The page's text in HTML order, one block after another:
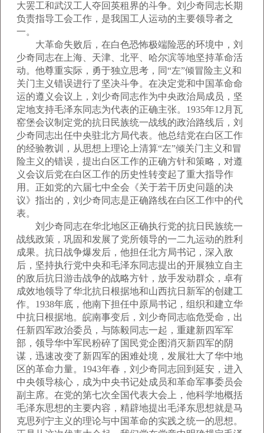
大罢工和武汉工人夺回英租界的斗争。刘少奇同志长期
负责指导工会工作，是我国工人运动的主要领导者之
一。
大革命失败后，在白色恐怖极端险恶的环境中，刘
少奇同志在上海、天津、北平、哈尔滨等地坚持革命活
动。他尊重实际，勇于独立思考，同“左”倾冒险主义和
关门主义错误进行了坚决斗争。在决定党和中国革命命
运的遵义会议上，刘少奇同志作为中央政治局成员，坚
定地支持毛泽东同志为代表的正确主张。1935年12月瓦
窑堡会议制定党的抗日民族统一战线的政治路线后，刘
少奇同志出任中央驻北方局代表。他总结党在白区工作
的经验教训，从思想上理论上清算“左”倾关门主义和冒
险主义的错误，提出白区工作的正确方针和策略，对遵
义会议后党在白区工作的历史性转变起了重大指导作
用。正如党的六届七中全会《关于若干历史问题的决
议》指出的，刘少奇同志是正确路线在白区工作中的代
表。
刘少奇同志在华北地区正确执行党的抗日民族统一
战线政策，巩固和发展了党所领导的一二九运动的胜利
成果。抗日战争爆发后，他担任北方局书记，深入敌
后，坚持执行党中央和毛泽东同志提出的开展独立自主
的敌后抗日游击战争的战略方针，放手发动群众，卓有
成效地领导了华北抗日根据地和山西抗日新军的创建工
作。1938年底，他南下担任中原局书记，组织和建立华
中抗日根据地。皖南事变后，刘少奇同志临危受命，出
任新四军政治委员，与陈毅同志一起，重建新四军军
部，领导华中军民粉碎了国民党企图消灭新四军的阴
谋，迅速改变了新四军的困难处境，发展壮大了华中地
区的革命力量。1943年春，刘少奇同志回到延安，进入
中央领导核心，成为中央书记处成员和革命军事委员会
副主席。在党的第七次全国代表大会上，他科学地概括
毛泽东思想的主要内容，精辟地提出毛泽东思想就是马
克思列宁主义的理论与中国革命的实践之统一的思想。